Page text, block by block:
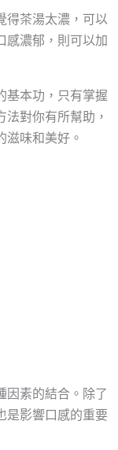
得茶湯太濃，可以
感濃郁，則可以加
基本功，只有掌握
對你有所幫助，
味和美好。
因素的結合。除了
是影響口感的重要